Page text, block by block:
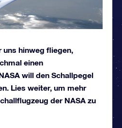
uns hinweg fliegen,
einen
will den Schallpegel
Lies weiter, um mehr
der NASA zu